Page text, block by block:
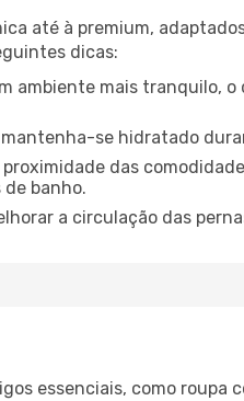
até à premium,
dicas:
ambiente mais tranquilo, o
se hidratado
das
banho.
a circulação das
essenciais, como roupa